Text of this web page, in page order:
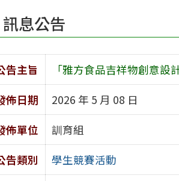
訊息公告
告主旨
「雅方食品吉祥物創意設
佈日期
2026 年 5 月 08 日
佈單位
訓育組
告類別
學生競賽活動